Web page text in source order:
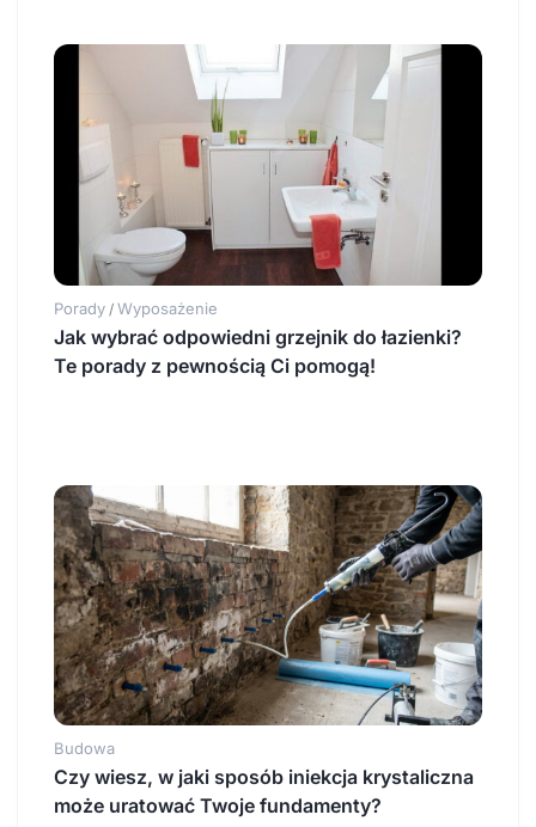
Porady / Wyposażenie
Jak wybrać odpowiedni grzejnik do łazienki?
Te porady z pewnością Ci pomogą!
Budowa
Czy wiesz, w jaki sposób iniekcja krystaliczna
może uratować Twoje fundamenty?